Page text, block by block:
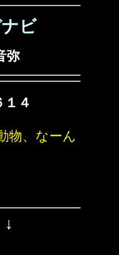
ビ
弥
１４
物、なーん